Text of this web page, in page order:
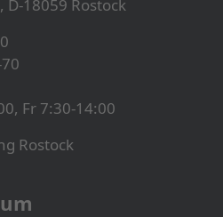
D-18059 Rostock
Fr 7:30-14:00
Rostock